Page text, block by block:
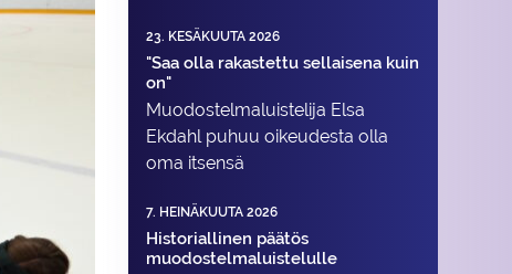
23. KESÄKUUTA 2026
"Saa olla rakastettu sellaisena kuin
on"
Muodostelma­luistelija Elsa
Ekdahl puhuu oikeudesta olla
oma itsensä
7. HEINÄKUUTA 2026
Historiallinen päätös
muodostelmaluistelulle